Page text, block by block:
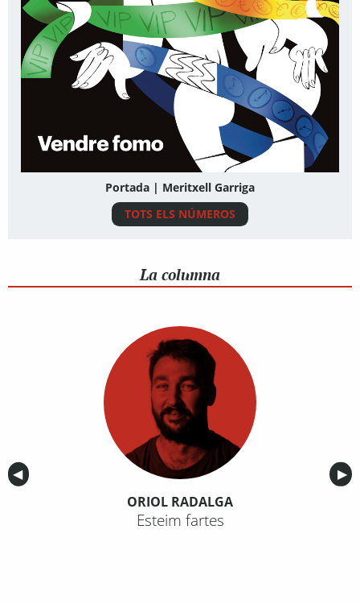
Portada | Meritxell Garriga
TOTS ELS NÚMEROS
La columna
Anterior
◀︎ ▶︎
ORIOL RADALGA
Esteim fartes